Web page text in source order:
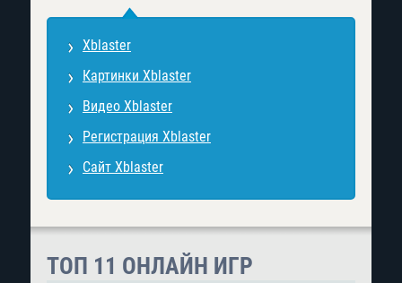
Xblaster
Картинки Xblaster
Видео Xblaster
Регистрация Xblaster
Сайт Xblaster
ТОП 11 ОНЛАЙН ИГР